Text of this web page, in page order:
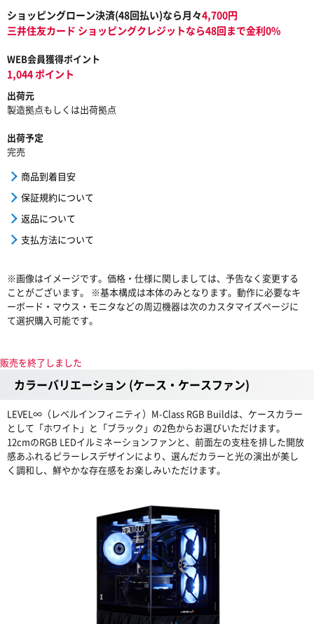
ショッピングローン決済(48回払い)なら月々4,700円
三井住友カード ショッピングクレジットなら48回まで金利0%
WEB会員獲得ポイント
1,044 ポイント
出荷元
製造拠点もしくは出荷拠点
出荷予定
完売
商品到着目安
保証規約について
返品について
支払方法について
※画像はイメージです。価格・仕様に関しましては、予告なく変更する
ことがございます。 ※基本構成は本体のみとなります。動作に必要なキ
ーボード・マウス・モニタなどの周辺機器は次のカスタマイズページに
て選択購入可能です。
販売を終了しました
カラーバリエーション (ケース・ケースファン)
LEVEL∞（レベルインフィニティ）M-Class RGB Buildは、ケースカラー
として「ホワイト」と「ブラック」の2色からお選びいただけます。
12cmのRGB LEDイルミネーションファンと、前面左の支柱を排した開放
感あふれるピラーレスデザインにより、選んだカラーと光の演出が美し
く調和し、鮮やかな存在感をお楽しみいただけます。